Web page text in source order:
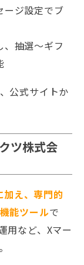
ージ設定でブ
抽選〜ギフ
公式サイトか
ツ株式会
加え、専門的
能ツールで
用など、Xマー